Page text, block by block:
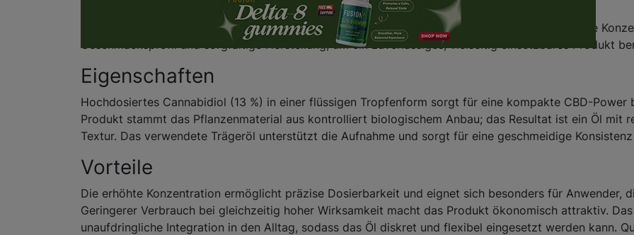
13% Bio CBD Öl bietet eine kraftvolle, zugleich naturbelassene CBD-Option in Bio-Qualität. Hohe
Geschmacksprofil und sorgfältige Herstellung, um ein zuverlässiges, vielseitig einsetzbares Produkt
Eigenschaften
Hochdosiertes Cannabidiol (13 %) in einer flüssigen Tropfenform sorgt für eine kompakte CBD-Power
Produkt stammt das Pflanzenmaterial aus kontrolliert biologischem Anbau; das Resultat ist ein Öl mit
Textur. Das verwendete Trägeröl unterstützt die Aufnahme und sorgt für eine geschmeidige
Vorteile
Die erhöhte Konzentration ermöglicht präzise Dosierbarkeit und eignet sich besonders für Anwender,
Geringerer Verbrauch bei gleichzeitig hoher Wirksamkeit macht das Produkt ökonomisch attraktiv.
unaufdringliche Integration in den Alltag, sodass das Öl diskret und flexibel eingesetzt werden kann.